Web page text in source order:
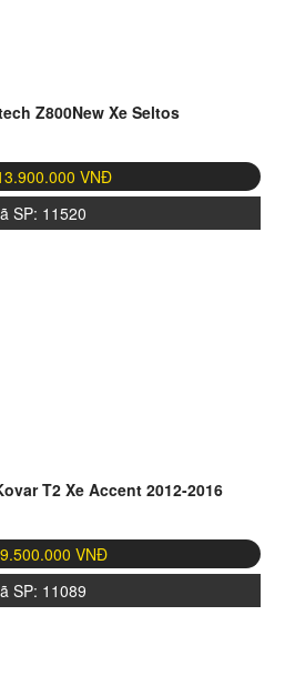
Z800New Xe Seltos
VNĐ
SP: 11520
T2 Xe Accent 2012-2016
9.500.000 VNĐ
SP: 11089